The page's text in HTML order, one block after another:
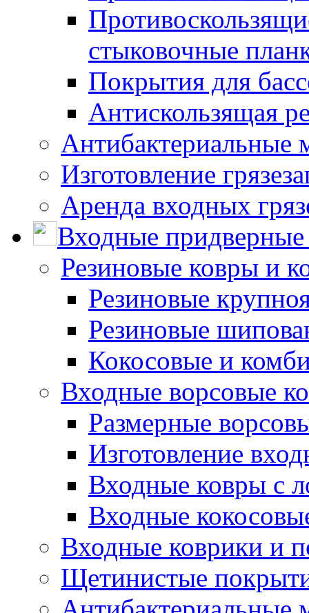
стыковочные
Покрытия для
Антискользящая
Антибактериальные
Изготовление
Аренда входных
Входные
Резиновые ковры и
Резиновые
Резиновые
Кокосовые и
Входные ворсовые
Размерные
Изготовление
Входные ковры с
Входные
Входные коврики и
Щетинистые